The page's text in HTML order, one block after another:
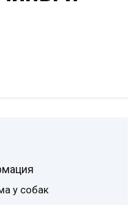
у собак